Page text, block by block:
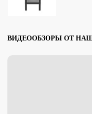
ВИДЕООБЗОРЫ ОТ